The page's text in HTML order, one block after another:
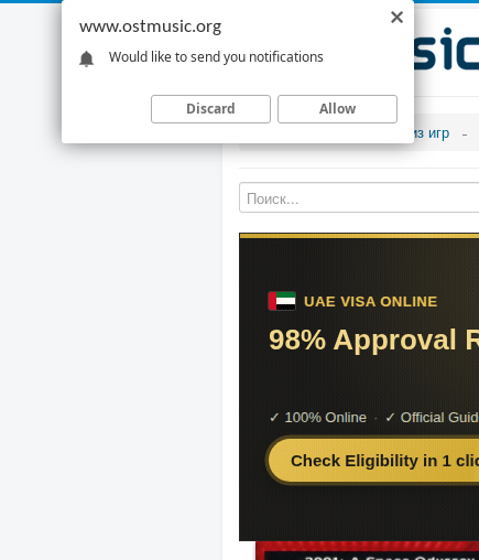
Музыка из игр
www.ostmusic.org
Would like to send you notifications
Discard Allow